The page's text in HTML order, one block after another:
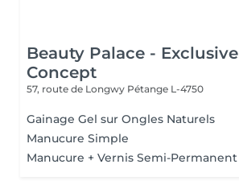
Beauty Palace - Exclusive
Concept
57, route de Longwy Pétange L-4750
Gainage Gel sur Ongles Naturels
Manucure Simple
Manucure + Vernis Semi-Permanent